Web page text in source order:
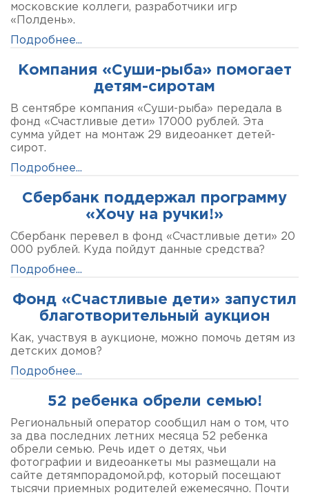
московские коллеги, разработчики игр
«Полдень».
Подробнее...
Компания «Суши-рыба» помогает
детям-сиротам
В сентябре компания «Суши-рыба» передала в
фонд «Счастливые дети» 17000 рублей. Эта
сумма уйдет на монтаж 29 видеоанкет детей-
сирот.
Подробнее...
Сбербанк поддержал программу
«Хочу на ручки!»
Сбербанк перевел в фонд «Счастливые дети» 20
000 рублей. Куда пойдут данные средства?
Подробнее...
Фонд «Счастливые дети» запустил
благотворительный аукцион
Как, участвуя в аукционе, можно помочь детям из
детских домов?
Подробнее...
52 ребенка обрели семью!
Региональный оператор сообщил нам о том, что
за два последних летних месяца 52 ребенка
обрели семью. Речь идет о детях, чьи
фотографии и видеоанкеты мы размещали на
сайте детямпорадомой.рф, который посещают
тысячи приемных родителей ежемесячно. Почти